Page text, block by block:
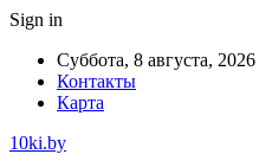
Sign in
Суббота, 8 августа, 2026
Контакты
Карта
10ki.by